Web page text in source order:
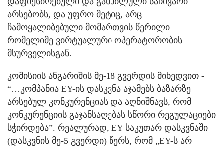
არსებობს, და უფრო მეტიც, არც
ჩამოყალიბებული მომართვის წერილი
რომელიმე ვირტუალური ოპერატორობის
მსურველისგან.
კომისიის ანგარიშის მე-18 გვერდის მიხედვით -
“…კომპანია EY-ის დასკვნა აჯამებს ბაზარზე
არსებულ კონკურენციას და აღნიშნავს, რომ
კონკურენციის გაჯანსაღებას სწორი რეგულაციები
სჭირდება”. რეალურად, EY საკუთარ დასკვნაში
(დასკვნის მე-5 გვერდი) წერს, რომ „EY-ს არ